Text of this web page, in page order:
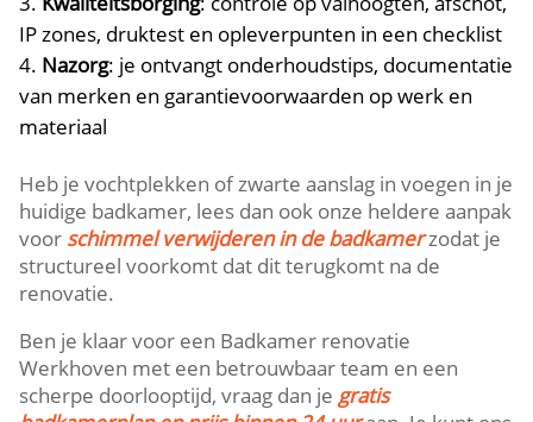
IP zones, druktest en opleverpunten in een checklist
Nazorg: je ontvangt onderhoudstips, documentatie
van merken en garantievoorwaarden op werk en
materiaal
Heb je vochtplekken of zwarte aanslag in voegen in je
huidige badkamer, lees dan ook onze heldere aanpak
voor schimmel verwijderen in de badkamerzodat je
structureel voorkomt dat dit terugkomt na de
renovatie.​
Ben je klaar voor een Badkamer renovatie
Werkhoven met een betrouwbaar team en een
scherpe doorlooptijd, vraag dan je gratis